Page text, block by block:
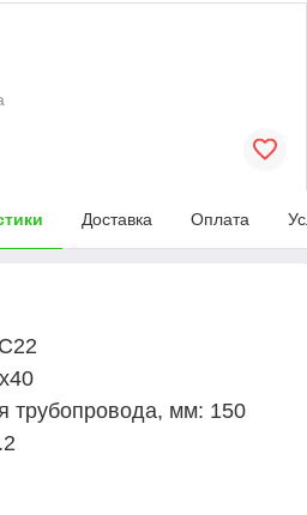
Доставка Оплата
трубопровода, мм: 150